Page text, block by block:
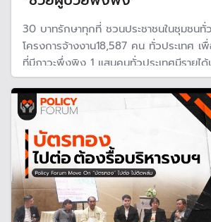
30 บาทรักษาทุกที่ ชวนประชาชนในชุมชนทั่
โครงการจ้างงาน18,587 คน ทั่วประเทศ เ
ที่มีภาวะพึ่งพิง 1 แสนคนทั่วประเทศมีรายไ
6,000 บาท ต่อเดือน เพื่อช่วยเติมเต็มระ